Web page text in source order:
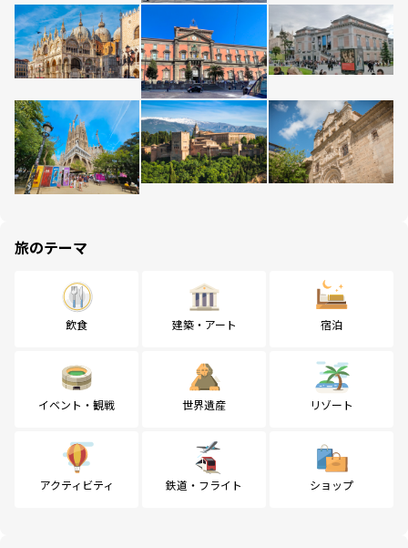
旅のテーマ
飲食 建築・アート 宿泊
イベント・観戦 世界遺産 リゾート
アクティビティ 鉄道・フライト ショップ